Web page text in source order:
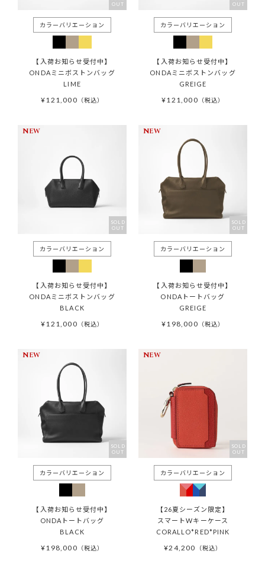
OUT
【入荷お知らせ受付中】
ONDAミニボストンバッグ
LIME
¥121,000 税込
OUT
【入荷お知らせ受付中】
ONDAミニボストンバッグ
GREIGE
¥121,000 税込
SOLD
OUT
【入荷お知らせ受付中】
ONDAミニボストンバッグ
BLACK
NEW
¥121,000 税込
SOLD
OUT
【入荷お知らせ受付中】
ONDAトートバッグ
GREIGE
NEW
¥198,000 税込
SOLD
OUT
【入荷お知らせ受付中】
ONDAトートバッグ
BLACK
NEW
¥198,000 税込
SOLD
OUT
【26夏シーズン限定】
スマートWキーケース
CORALLO*RED*PINK
NEW
¥24,200 税込